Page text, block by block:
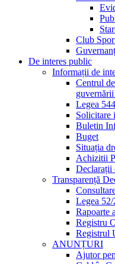
Club
De interes public
Informații de
Centrul
Legea
Solicitare
Buletin
Buget
Situația
Achizitii
Declarații
Transparență
Legea
Rapoarte
Registru
Registrul
ANUNȚURI
Ajutor